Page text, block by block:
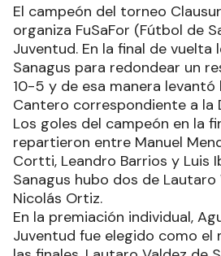
El campeón del torneo
organiza FuSaFor (Fútbol de
Juventud. En la final de vuelta
Sanagus para redondear un
10-5 y de esa manera levantó
Cantero correspondiente a la
Los goles del campeón en la
repartieron entre Manuel
Cortti, Leandro Barrios y Luis
Sanagus hubo dos de
Nicolás Ortiz.
En la premiación individual,
Juventud fue elegido como el